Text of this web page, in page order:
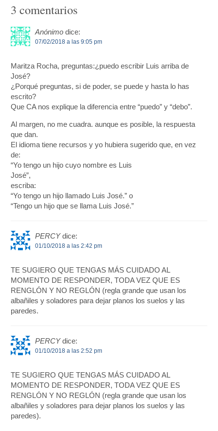
3 comentarios
Anónimo dice:
07/02/2018 a las 9:05 pm
Maritza Rocha, preguntas:¿puedo escribir Luis arriba de
José?
¿Porqué preguntas, si de poder, se puede y hasta lo has
escrito?
Que CA nos explique la diferencia entre “puedo” y “debo”.
Al margen, no me cuadra. aunque es posible, la respuesta
que dan.
El idioma tiene recursos y yo hubiera sugerido que, en vez
de:
“Yo tengo un hijo cuyo nombre es Luis
José”,
escriba:
“Yo tengo un hijo llamado Luis José.” o
“Tengo un hijo que se llama Luis José.”
PERCY dice:
01/10/2018 a las 2:42 pm
TE SUGIERO QUE TENGAS MÁS CUIDADO AL
MOMENTO DE RESPONDER, TODA VEZ QUE ES
RENGLÓN Y NO REGLÓN (regla grande que usan los
albañiles y soladores para dejar planos los suelos y las
paredes.
PERCY dice:
01/10/2018 a las 2:52 pm
TE SUGIERO QUE TENGAS MÁS CUIDADO AL
MOMENTO DE RESPONDER, TODA VEZ QUE ES
RENGLÓN Y NO REGLÓN (regla grande que usan los
albañiles y soladores para dejar planos los suelos y las
paredes).